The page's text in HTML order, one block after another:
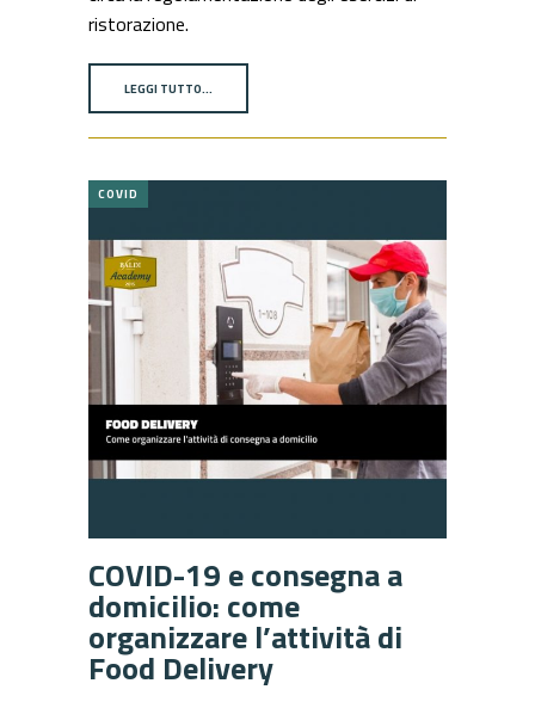
ristorazione.
LEGGI TUTTO…
COVID
COVID-19 e consegna a
domicilio: come
organizzare l’attività di
Food Delivery